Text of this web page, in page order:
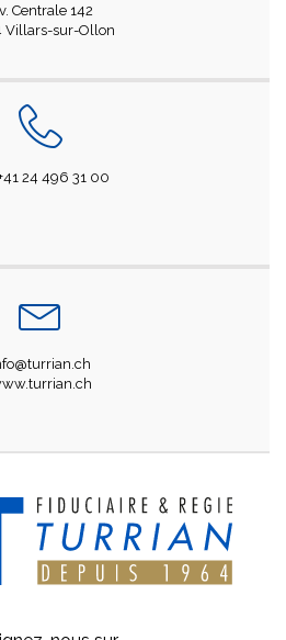
Centrale 142
Villars-sur-Ollon
24 496 31 00